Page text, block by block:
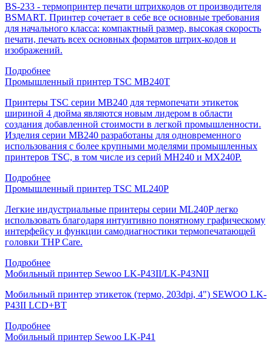
BS-233 - термопринтер печати штрихкодов от производителя
BSMART. Принтер сочетает в себе все основные требования
для начального класса: компактный размер, высокая скорость
печати, печать всех основных форматов штрих-кодов и
изображений.
Подробнее
Промышленный принтер TSC MB240T
Принтеры TSC серии MB240 для термопечати этикеток
шириной 4 дюйма являются новым лидером в области
создания добавленной стоимости в легкой промышленности.
Изделия серии MB240 разработаны для одновременного
использования с более крупными моделями промышленных
принтеров TSC, в том числе из серий MH240 и MX240P.
Подробнее
Промышленный принтер TSC ML240P
Легкие индустриальные принтеры серии ML240P легко
использовать благодаря интуитивно понятному графическому
интерфейсу и функции самодиагностики термопечатающей
головки THP Care.
Подробнее
Мобильный принтер Sewoo LK-P43II/LK-P43NII
Мобильный принтер этикеток (термо, 203dpi, 4") SEWOO LK-
P43II LCD+BT
Подробнее
Мобильный принтер Sewoo LK-P41